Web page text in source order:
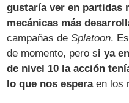
gustaría ver en partidas
mecánicas más
campañas deSplatoon.
de momento, pero si ya
de nivel 10 la acción
lo que nos esperaen los